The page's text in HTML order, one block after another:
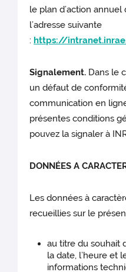
le plan d’action
l’adresse suivante
: https://
Signalement. Dans le
un défaut de
communication en
présentes conditions
pouvez la signaler à
DONNÉES A
Les données à
recueillies sur le
au titre du souhait
la date, l’heure et
informations